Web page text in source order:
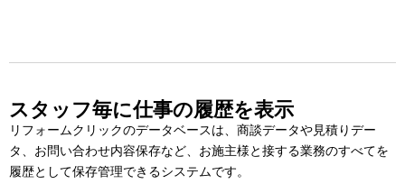
スタッフ毎に仕事の履歴を表示
リフォームクリックのデータベースは、商談データや見積りデー
タ、お問い合わせ内容保存など、お施主様と接する業務のすべてを
履歴として保存管理できるシステムです。